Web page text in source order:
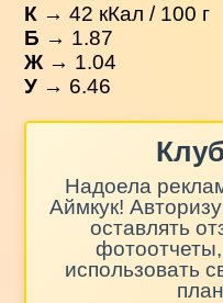
К →42 кКал / 100 г
Б → 1.87
Ж → 1.04
У → 6.46
Надоела
Аймкук!
оставлять
использовать